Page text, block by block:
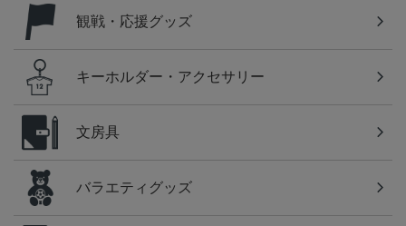
観戦・応援グッズ
キーホルダー・アクセサリー
文房具
バラエティグッズ